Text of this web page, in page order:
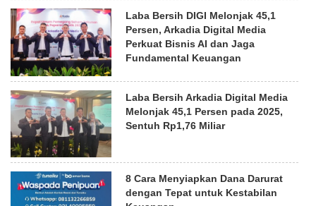
Laba Bersih DIGI Melonjak 45,1
Persen, Arkadia Digital Media
Perkuat Bisnis AI dan Jaga
Fundamental Keuangan
Laba Bersih Arkadia Digital Media
Melonjak 45,1 Persen pada 2025,
Sentuh Rp1,76 Miliar
8 Cara Menyiapkan Dana Darurat
dengan Tepat untuk Kestabilan